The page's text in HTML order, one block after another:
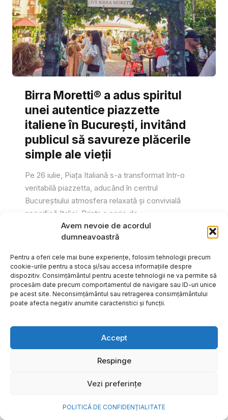
Avem nevoie de acordul
dumneavoastră
Pentru a oferi cele mai bune experiențe, folosim tehnologii precum
cookie-urile pentru a stoca și/sau accesa informațiile despre
dispozitiv. Consimțământul pentru aceste tehnologii ne va permite să
procesăm date precum comportamentul de navigare sau ID-uri unice
pe acest site. Neconsimțământul sau retragerea consimțământului
poate afecta negativ anumite caracteristici și funcții.
Accept
Respinge
Vezi preferințe
POLITICĂ DE CONFIDENȚIALITATE
Birra Moretti® a adus spiritul
unei autentice piazzette
italiene în București, invitând
publicul să savureze plăcerile
simple ale vieții
Pe 26 iulie, Piața Italiană s-a transformat într-o
veritabilă piazzetta, aducând în centrul
Bucureștiului atmosfera relaxată și convivială
specifică Italiei. Printr-o serie de...
Gabriel Barliga
frumoase amintiri ale verii într-